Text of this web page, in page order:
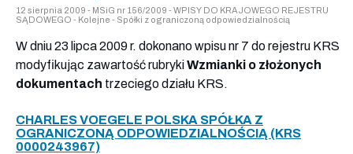
12 sierpnia 2009 - MSiG nr 156/2009 - WPISY DO KRAJOWEGO REJESTRU
SĄDOWEGO - Kolejne - Spółki z ograniczoną odpowiedzialnością
W dniu 23 lipca 2009 r. dokonano wpisu nr 7 do rejestru KRS
modyfikując zawartość rubrykiWzmianki o złożonych
dokumentach trzeciego działu KRS.
CHARLES VOEGELE POLSKA SPÓŁKA Z
OGRANICZONĄ ODPOWIEDZIALNOŚCIĄ (KRS
0000243967)